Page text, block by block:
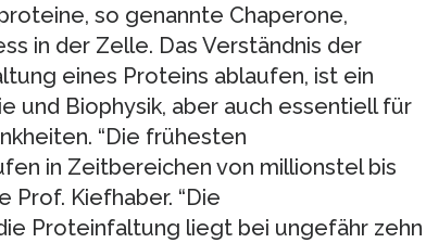
so genannte Chaperone,
in der Zelle. Das Verständnis der
eines Proteins ablaufen, ist ein
und Biophysik, aber auch essentiell für
“Die frühesten
in Zeitbereichen von millionstel bis
Prof. Kiefhaber. “Die
Proteinfaltung liegt bei ungefähr zehn